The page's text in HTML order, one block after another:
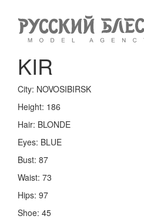
KIR
City: NOVOSIBIRSK
Height: 186
Hair: BLONDE
Eyes: BLUE
Bust: 87
Waist: 73
Hips: 97
Shoe: 45